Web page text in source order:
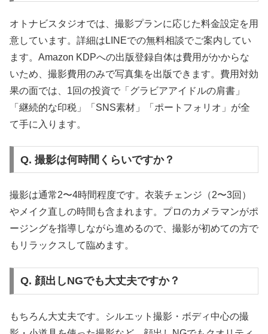
オトナビスタジオでは、撮影プランに応じた料金設定を用
意しています。詳細はLINEでの無料相談でご案内してい
ます。Amazon KDPへの出版登録自体は費用がかからな
いため、撮影費用のみで写真集を出版できます。費用対効
果の面では、1回の投資で「グラビアアイドルの肩書」
「継続的な印税」「SNS素材」「ポートフォリオ」が全
て手に入ります。
Q. 撮影は何時間くらいですか？
撮影は通常2〜4時間程度です。衣装チェンジ（2〜3回）
やメイク直しの時間も含まれます。プロのカメラマンがポ
ージングを指導しながら進めるので、撮影が初めての方で
もリラックスして臨めます。
Q. 顔出しNGでも大丈夫ですか？
もちろん大丈夫です。シルエット撮影・ボディ中心の撮